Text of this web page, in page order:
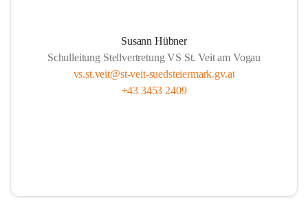
Susann Hübner
Schulleitung Stellvertretung VS St. Veit am Vogau
vs.st.veit@st-veit-suedsteiermark.gv.at
+43 3453 2409